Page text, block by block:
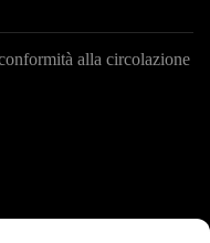
alla circolazione